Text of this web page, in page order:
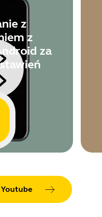
of 31
z
z
za